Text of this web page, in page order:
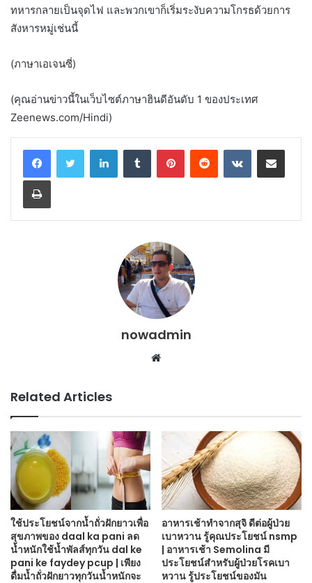
ทหารกลายเป็นจุดไฟ และพวกเขาก็เริ่มระงับความโกรธด้วยการ
สังหารหมู่เช่นนี้
(ภาษาเอเจนซี่)
(คุณอ่านข่าวนี้ในเว็บไซต์ภาษาฮินดีอันดับ 1 ของประเทศ
Zeenews.com/Hindi)
LinkedInTumblr PinterestReddit VKontakteShare via Email
Print
nowadmin
Website
Related Articles
ใช้ประโยชน์จากน้ำถั่วฝักยาวเพื่อ
สุขภาพของ daal ka pani ลด
น้ำหนักใช้น้ำพัลส์ทุกวัน dal ke
pani ke faydey pcup | เพียง
ดื่มน้ำถั่วฝักยาวทุกวันน้ำหนักจะ
อาหารเช้าทำจากสุจิ ดีต่อผู้ป่วย
เบาหวาน รู้คุณประโยชน์ nsmp
| อาหารเช้า Semolina มี
ประโยชน์สำหรับผู้ป่วยโรคเบา
หวาน รู้ประโยชน์ของมัน